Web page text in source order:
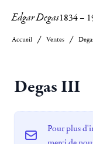
Edgar Degas1834–
Accueil Ventes
Degas III
Pour plus